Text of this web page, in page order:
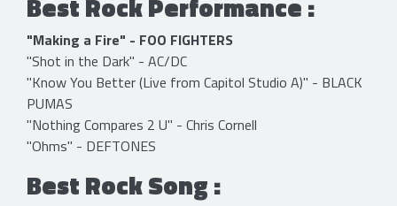
Best Rock Performance :
"Making a Fire" - FOO FIGHTERS
"Shot in the Dark" - AC/DC
"Know You Better (Live from Capitol Studio A)" - BLACK
PUMAS
"Nothing Compares 2 U" - Chris Cornell
"Ohms" - DEFTONES
Best Rock Song :